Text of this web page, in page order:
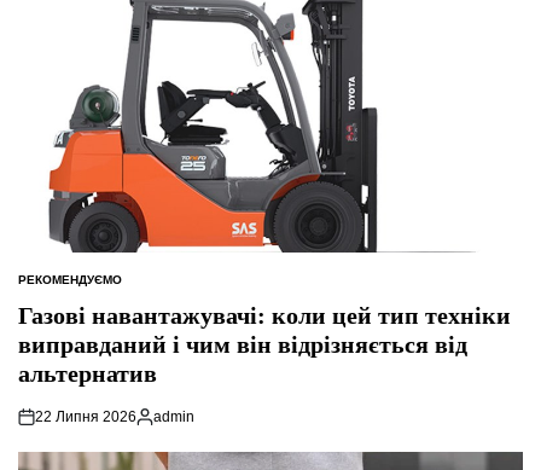
ОПУБЛІКУВАТИ
РЕКОМЕНДУЄМО
Газові навантажувачі: коли цей тип техніки
виправданий і чим він відрізняється від
альтернатив
22 Липня 2026
Опубліковано
admin